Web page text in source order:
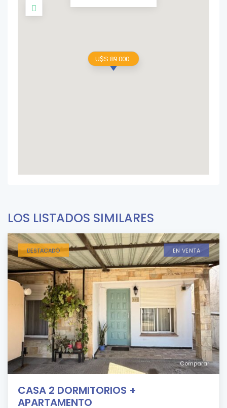
U$S 89.000
LOS LISTADOS SIMILARES
Comparar
DESTACADO EN VENTA
CASA 2 DORMITORIOS +
APARTAMENTO